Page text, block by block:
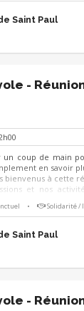
Saint Paul
-
coup de main
en savoir
bienvenus à cette
et nos
• Solidarité /
Saint Paul
-